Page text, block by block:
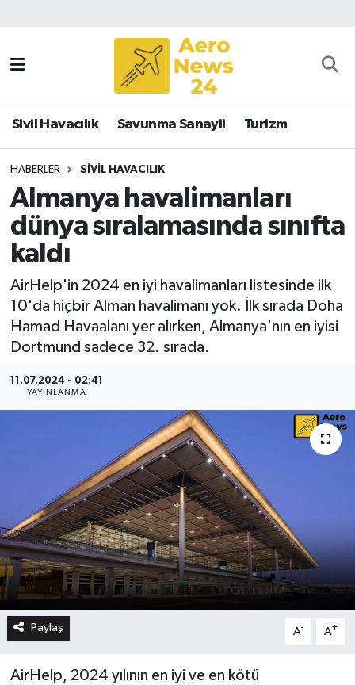
Sivil Havacılık Savunma Sanayii Turizm
HABERLER SIVIL HAVACILIK
Almanya havalimanları
dünya sıralamasında sınıfta
kaldı
AirHelp'in 2024 en iyi havalimanları listesinde ilk
10'da hiçbir Alman havalimanı yok. İlk sırada Doha
Hamad Havaalanı yer alırken, Almanya'nın en iyisi
Dortmund sadece 32. sırada.
11.07.2024 - 02:41
YAYINLANMA
Paylaş A- A+
AirHelp, 2024 yılının en iyi ve en kötü